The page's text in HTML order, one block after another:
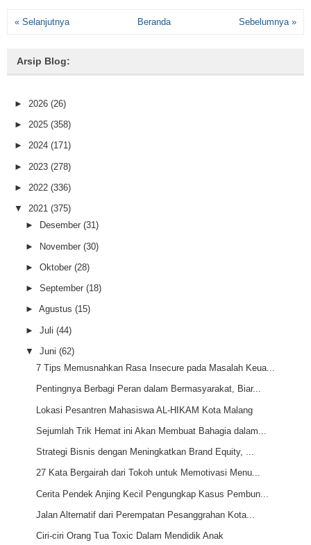
« Selanjutnya Sebelumnya »
Beranda
Arsip Blog:
► 2026 (26)
► 2025 (358)
► 2024 (171)
► 2023 (278)
► 2022 (336)
▼ 2021 (375)
►
Desember (31)
► November (30)
► Oktober (28)
► September (18)
► Agustus (15)
► Juli (44)
▼ Juni (62)
7 Tips Memusnahkan Rasa Insecure pada Masalah Keua...
Pentingnya Berbagi Peran dalam Bermasyarakat, Biar...
Lokasi Pesantren Mahasiswa AL-HIKAM Kota Malang
Sejumlah Trik Hemat ini Akan Membuat Bahagia dalam...
Strategi Bisnis dengan Meningkatkan Brand Equity, ...
27 Kata Bergairah dari Tokoh untuk Memotivasi Menu...
Cerita Pendek Anjing Kecil Pengungkap Kasus Pembun...
Jalan Alternatif dari Perempatan Pesanggrahan Kota...
Ciri-ciri Orang Tua Toxic Dalam Mendidik Anak